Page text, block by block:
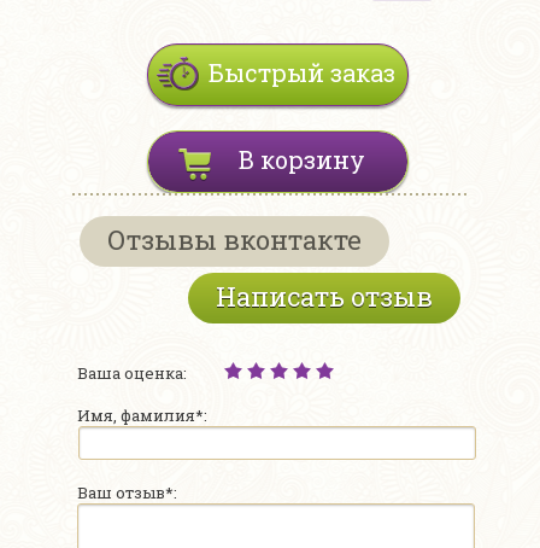
Быстрый заказ
В корзину
Отзывы вконтакте
Написать отзыв
Ваша оценка:
Имя, фамилия*:
Ваш отзыв*: